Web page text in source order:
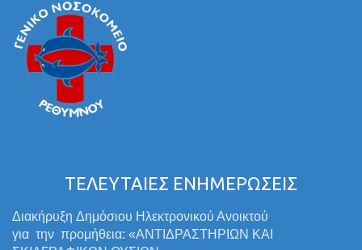
ΤΕΛΕΥΤΑΙΕΣ ΕΝΗΜΕΡΩΣΕΙΣ
Διακήρυξη Δημόσιου Ηλεκτρονικού Ανοικτού
για την προμήθεια: «ΑΝΤΙΔΡΑΣΤΗΡΙΩΝ ΚΑΙ